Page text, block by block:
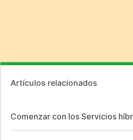
Artículos relacionados
Comenzar con los Servicios